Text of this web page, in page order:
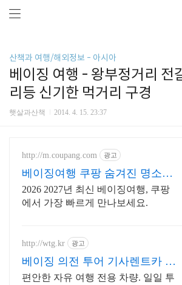
산책과 여행/해외정보 - 아시아
베이징 여행 - 왕부정거리 전
리등 신기한 먹거리 구경
햇살과산책 2014. 4. 15. 23:37
http://m.coupang.com 광고
베이징여행 쿠팡 숨겨진 명소까
지 꼼꼼하게
2026 2027년 최신 베이징여행, 쿠팡
에서 가장 빠르게 만나보세요.
http://wtg.kr 광고
베이징 의전 투어 기사렌트카 차
량 서비스 전문 기업
편안한 자유 여행 전용 차량. 일일 투